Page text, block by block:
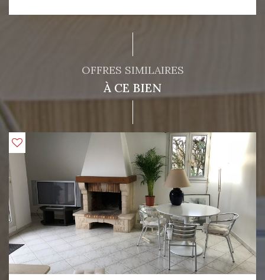
OFFRES SIMILAIRES
À CE BIEN